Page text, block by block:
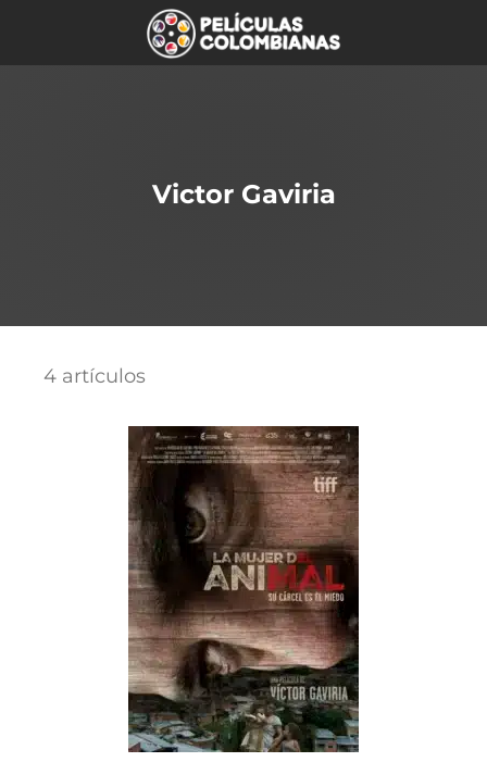
Victor Gaviria
4 artículos